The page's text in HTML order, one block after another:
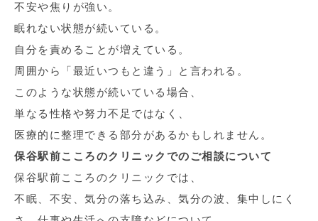
不安や焦りが強い。
眠れない状態が続いている。
自分を責めることが増えている。
周囲から「最近いつもと違う」と言われる。
このような状態が続いている場合、
単なる性格や努力不足ではなく、
医療的に整理できる部分があるかもしれません。
保谷駅前こころのクリニックでのご相談について
保谷駅前こころのクリニックでは、
不眠、不安、気分の落ち込み、気分の波、集中しにく